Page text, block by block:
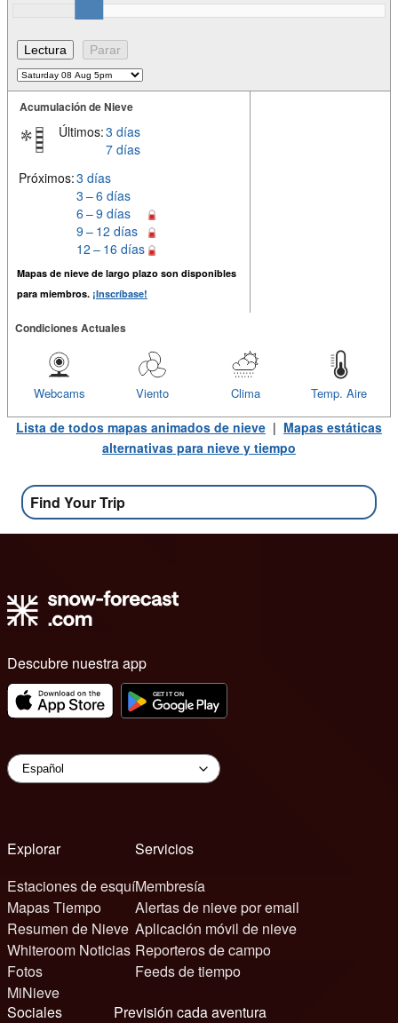
Acumulación de Nieve
Últimos:3 días
7 días
Próximos:3 días
3 – 6 días
6 – 9 días
9 – 12 días
12 – 16 días
Mapas de nieve de largo plazo son disponibles
para miembros. ¡Inscríbase!
Condiciones Actuales
Temp. Aire
Clima
Viento
Webcams
Lista de todos mapas animados de nieve | Mapas estáticas
alternativas para nieve y tiempo
Find Your Trip
Descubre nuestra app
Explorar
Estaciones de esquí
Mapas Tiempo
Resumen de Nieve
Whiteroom Noticias
Fotos
MiNieve
Servicios
Membresía
Alertas de nieve por email
Aplicación móvil de nieve
Reporteros de campo
Feeds de tiempo
Sociales
Previsión cada aventura